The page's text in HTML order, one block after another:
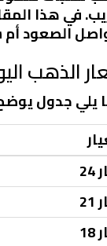
في هذا
الصعود أم
الذهب
جدول يوضح أسعار